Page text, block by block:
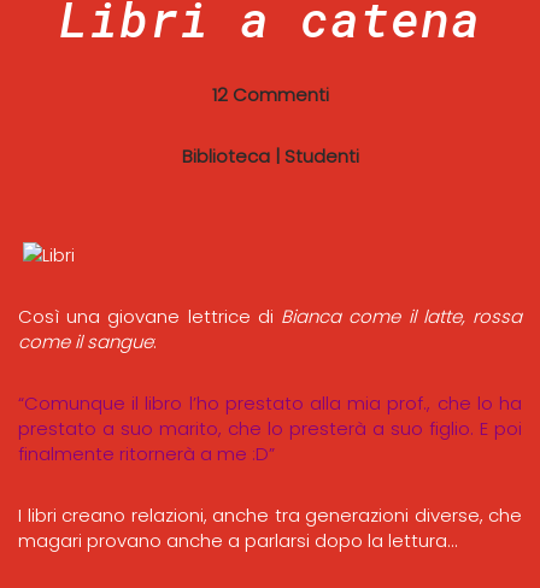
Libri a catena
12 Commenti
Biblioteca| Studenti
Così una giovane lettrice di Bianca come il latte, rossa
come il sangue:
“Comunque il libro l’ho prestato alla mia prof., che lo ha
prestato a suo marito, che lo presterà a suo figlio. E poi
finalmente ritornerà a me :D”
I libri creano relazioni, anche tra generazioni diverse, che
magari provano anche a parlarsi dopo la lettura…